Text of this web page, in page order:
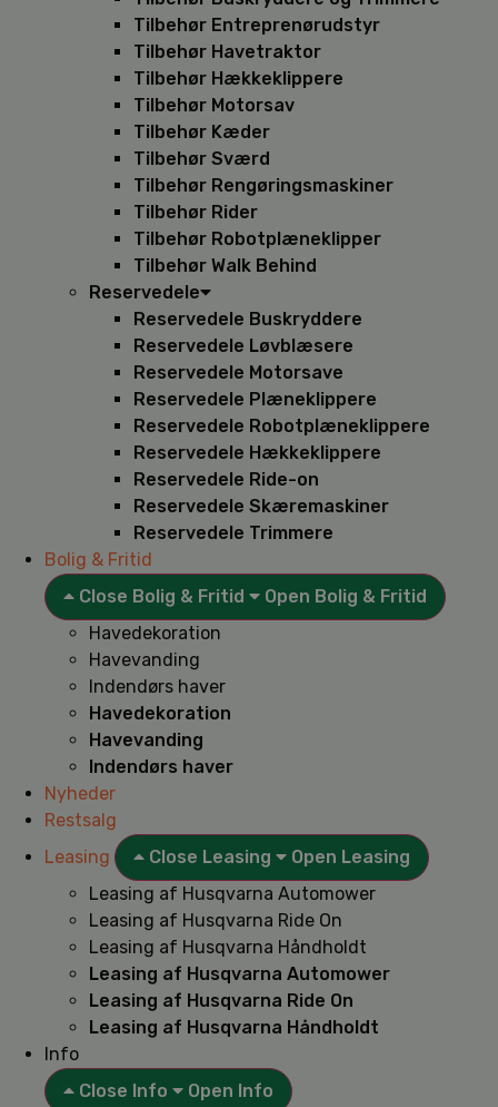
Tilbehør Entreprenørudstyr
Tilbehør Havetraktor
Tilbehør Hækkeklippere
Tilbehør Motorsav
Tilbehør Kæder
Tilbehør Sværd
Tilbehør Rengøringsmaskiner
Tilbehør Rider
Tilbehør Robotplæneklipper
Tilbehør Walk Behind
Reservedele
Reservedele Buskryddere
Reservedele Løvblæsere
Reservedele Motorsave
Reservedele Plæneklippere
Reservedele Robotplæneklippere
Reservedele Hækkeklippere
Reservedele Ride-on
Reservedele Skæremaskiner
Reservedele Trimmere
Bolig & Fritid
Close Bolig & Fritid
Open Bolig & Fritid
Havedekoration
Havevanding
Indendørs haver
Havedekoration
Havevanding
Indendørs haver
Nyheder
Restsalg
Leasing
Close Leasing
Open Leasing
Leasing af Husqvarna Automower
Leasing af Husqvarna Ride On
Leasing af Husqvarna Håndholdt
Leasing af Husqvarna Automower
Leasing af Husqvarna Ride On
Leasing af Husqvarna Håndholdt
Info
Close Info
Open Info